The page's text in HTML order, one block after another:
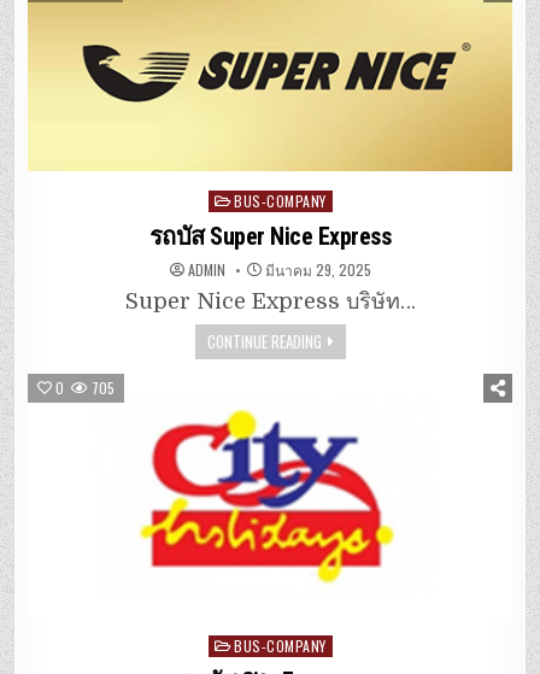
Posted
in
BUS-COMPANY
รถบัส Super Nice Express
ADMIN มีนาคม 29, 2025
Super Nice Express บริษัท…
CONTINUE READING
0 705
Posted
BUS-COMPANY